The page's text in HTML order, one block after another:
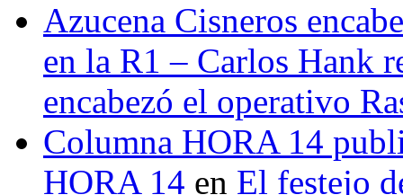
Azucena Cisneros
en la R1 – Carlos Hank
encabezó el operativo
Columna HORA 14
HORA 14 en El festejo